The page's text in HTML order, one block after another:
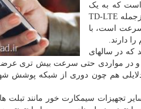
پرسرعت، اینترنت ثابت شامل ADSL، VDSL و FTTx است که به یک
مکان مشخص محدود هستند، سرویسهای ثابت بی سیم ازجمله TD-LTE
است، با
دارند.
که در سالهای
و در مواردی حتی سرعت بیش تری
دلایلی هم چون دوری از شبکه پوشش
تجهیزات سیمکارت خور مانند تبلت